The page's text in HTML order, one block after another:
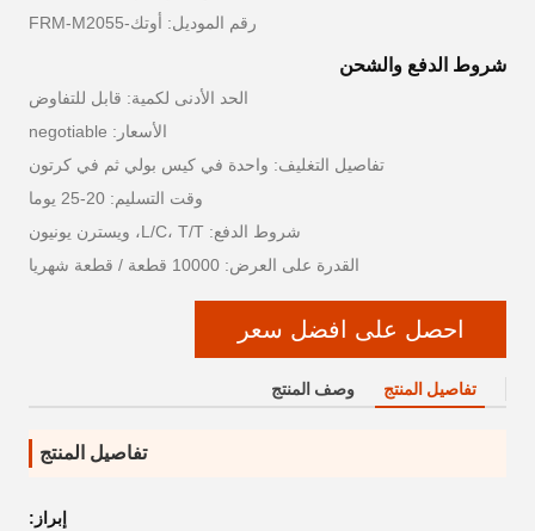
رقم الموديل: أوتك-FRM-M2055
شروط الدفع والشحن
الحد الأدنى لكمية: قابل للتفاوض
الأسعار: negotiable
تفاصيل التغليف: واحدة في كيس بولي ثم في كرتون
وقت التسليم: 20-25 يوما
شروط الدفع: L/C، T/T، ويسترن يونيون
القدرة على العرض: 10000 قطعة / قطعة شهريا
احصل على افضل سعر
تفاصيل المنتج وصف المنتج
تفاصيل المنتج
إبراز: